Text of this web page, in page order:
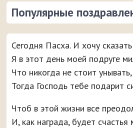
Популярные
Сегодня Пасха. И хочу сказать
Я в этот день моей подруге
Что никогда не стоит унывать,
Тогда Господь тебе подарит
Чтоб в этой жизни все
И, как награда, будет счастья